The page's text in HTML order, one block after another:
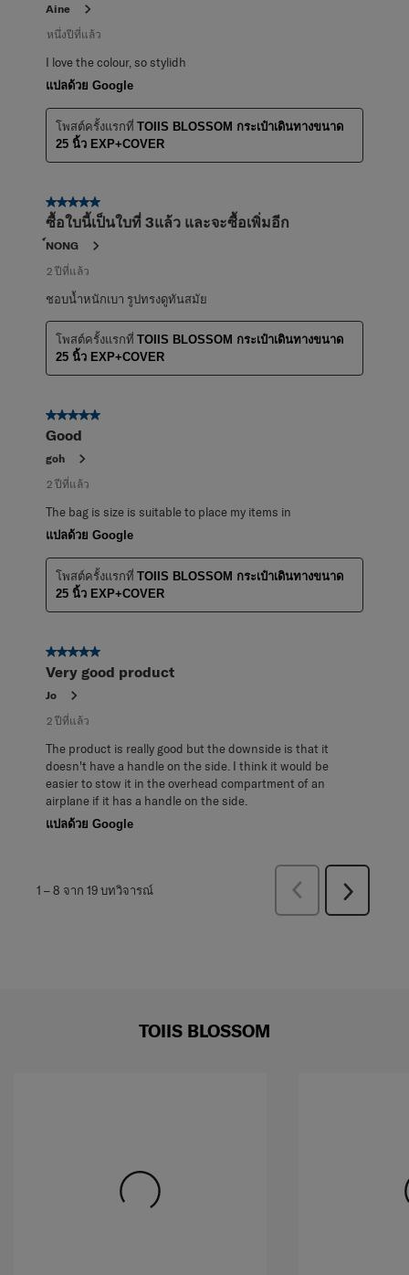
Aine
หนึ่งปีที่แล้ว
I love the colour, so stylidh
แปลด้วย Google
โพสต์ครั้งแรกที่ TOIIS BLOSSOM กระเป๋าเดินทางขนาด
25 นิ้ว EXP+COVER
5 จาก 5 ดาว
ซื้อใบนี้เป็นใบที่ 3แล้ว และจะซื้อเพิ่มอีก
์NONG
2 ปีที่แล้ว
ชอบน้ำหนักเบา รูปทรงดูทันสมัย
โพสต์ครั้งแรกที่ TOIIS BLOSSOM กระเป๋าเดินทางขนาด
25 นิ้ว EXP+COVER
5 จาก 5 ดาว
Good
goh
2 ปีที่แล้ว
The bag is size is suitable to place my items in
แปลด้วย Google
โพสต์ครั้งแรกที่ TOIIS BLOSSOM กระเป๋าเดินทางขนาด
25 นิ้ว EXP+COVER
5 จาก 5 ดาว
Very good product
Jo
2 ปีที่แล้ว
The product is really good but the downside is that it
doesn't have a handle on the side. I think it would be
easier to stow it in the overhead compartment of an
airplane if it has a handle on the side.
แปลด้วย Google
1 –8 จาก 19บทวิจารณ์
ก่อน
ถัด
TOIIS BLOSSOM